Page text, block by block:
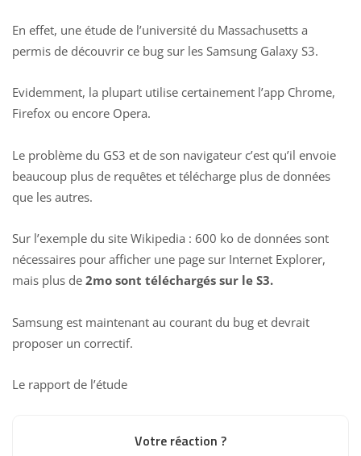
En effet, une étude de l’université du Massachusetts a
permis de découvrir ce bug sur les Samsung Galaxy S3.
Evidemment, la plupart utilise certainement l’app Chrome,
Firefox ou encore Opera.
Le problème du GS3 et de son navigateur c’est qu’il envoie
beaucoup plus de requêtes et télécharge plus de données
que les autres.
Sur l’exemple du site Wikipedia : 600 ko de données sont
nécessaires pour afficher une page sur Internet Explorer,
mais plus de 2mo sont téléchargés sur le S3.
Samsung est maintenant au courant du bug et devrait
proposer un correctif.
Le rapport de l’étude
Votre réaction ?